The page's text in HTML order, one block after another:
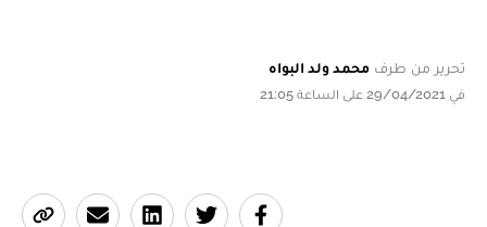
تحرير من طرف محمد ولد البواه
في 29/04/2021 على الساعة 21:05